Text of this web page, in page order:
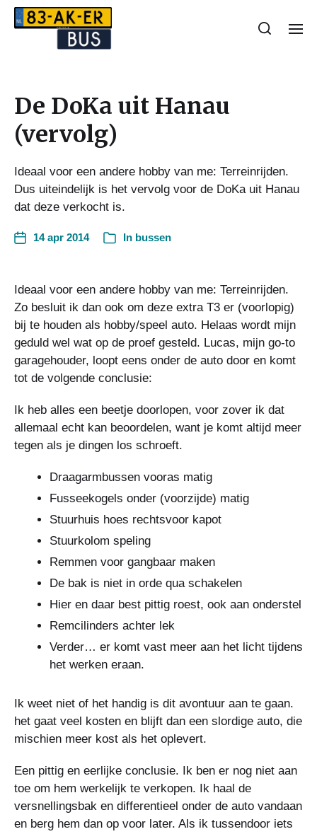
De DoKa uit Hanau
(vervolg)
Ideaal voor een andere hobby van me: Terreinrijden.
Dus uiteindelijk is het vervolg voor de DoKa uit Hanau
dat deze verkocht is.
14 apr 2014 In bussen
Ideaal voor een andere hobby van me: Terreinrijden.
Zo besluit ik dan ook om deze extra T3 er (voorlopig)
bij te houden als hobby/speel auto. Helaas wordt mijn
geduld wel wat op de proef gesteld. Lucas, mijn go-to
garagehouder, loopt eens onder de auto door en komt
tot de volgende conclusie:
Ik heb alles een beetje doorlopen, voor zover ik dat
allemaal echt kan beoordelen, want je komt altijd meer
tegen als je dingen los schroeft.
Draagarmbussen vooras matig
Fusseekogels onder (voorzijde) matig
Stuurhuis hoes rechtsvoor kapot
Stuurkolom speling
Remmen voor gangbaar maken
De bak is niet in orde qua schakelen
Hier en daar best pittig roest, ook aan onderstel
Remcilinders achter lek
Verder… er komt vast meer aan het licht tijdens
het werken eraan.
Ik weet niet of het handig is dit avontuur aan te gaan.
het gaat veel kosten en blijft dan een slordige auto, die
mischien meer kost als het oplevert.
Een pittig en eerlijke conclusie. Ik ben er nog niet aan
toe om hem werkelijk te verkopen. Ik haal de
versnellingsbak en differentieel onder de auto vandaan
en berg hem dan op voor later. Als ik tussendoor iets